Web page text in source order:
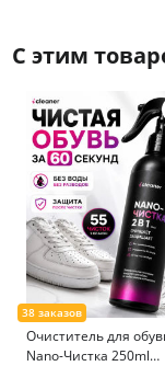
С этим
Очиститель для
Nano-Чистка 250ml